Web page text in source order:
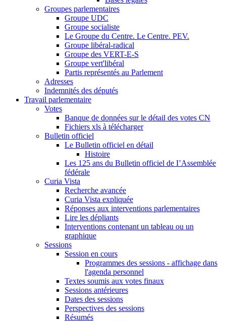
Groupes parlementaires
Groupe UDC
Groupe socialiste
Le Groupe du Centre. Le Centre. PEV.
Groupe libéral-radical
Groupe des VERT-E-S
Groupe vert'libéral
Partis représentés au Parlement
Adresses
Indemnités des députés
Travail parlementaire
Votes
Banque de données sur le détail des votes CN
Fichiers xls à télécharger
Bulletin officiel
Le Bulletin officiel en détail
Histoire
Les 125 ans du Bulletin officiel de I’Assemblée
fédérale
Curia Vista
Recherche avancée
Curia Vista expliquée
Réponses aux interventions parlementaires
Lire les dépliants
Interventions contenant un tableau ou un
graphique
Sessions
Session en cours
Programmes des sessions - affichage dans
l'agenda personnel
Textes soumis aux votes finaux
Sessions antérieures
Dates des sessions
Perspectives des sessions
Résumés